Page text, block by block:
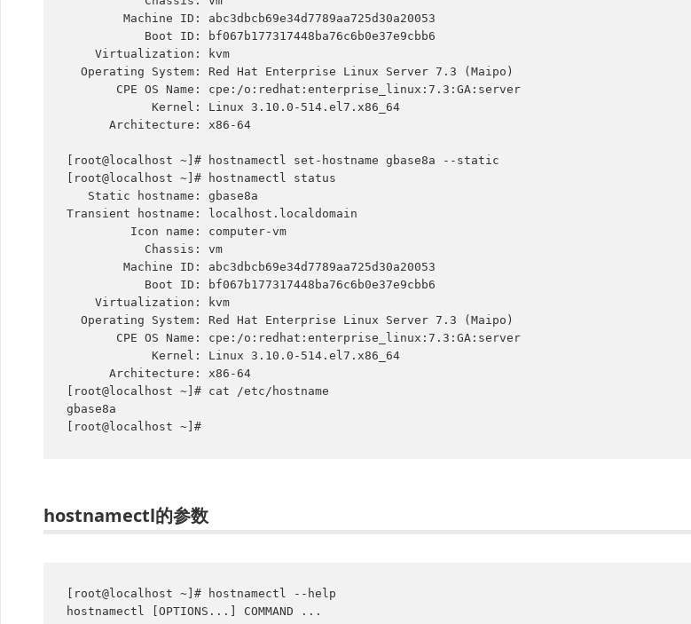
[root@localhost ~]# hostnamectl set-hostname gbase8a --static
[root@localhost ~]# hostnamectl status
Transient hostname: localhost.localdomain
[root@localhost ~]# cat /etc/hostname
gbase8a
[root@localhost ~]#
hostnamectl的参数
[root@localhost ~]# hostnamectl --help
hostnamectl [OPTIONS...] COMMAND ...